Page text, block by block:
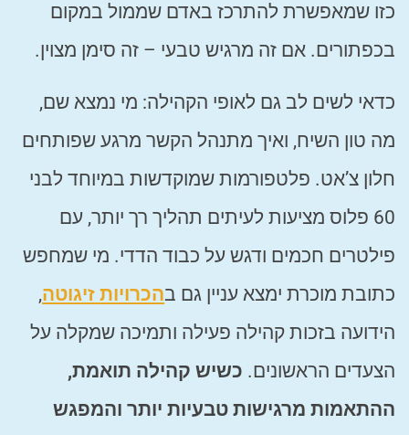
כזו שמאפשרת להתרכז באדם שממול במקום
בכפתורים. אם זה מרגיש טבעי – זה סימן מצוין.
כדאי לשים לב גם לאופי הקהילה: מי נמצא שם,
מה טון השיח, ואיך מתנהל הקשר מרגע שפותחים
חלון צ’אט. פלטפורמות שמוקדשות במיוחד לבני
60 פלוס מציעות לעיתים תהליך רך יותר, עם
פילטרים חכמים ודגש על כבוד הדדי. מי שמחפש
כתובת מוכרת ימצא עניין גם בהכרויות זיגוטה,
הידועה בזכות קהילה פעילה ותמיכה שמקלה על
הצעדים הראשונים. כשיש קהילה תואמת,
ההתאמות מרגישות טבעיות יותר והמפגש